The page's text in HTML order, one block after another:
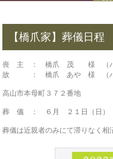
【橋爪家】葬儀日程
喪 主 ： 橋爪 茂 様 （ハ
故 ： 橋爪 あや 様 （ハシ
高山市本母町３７２番地
葬 儀 ： ６月 ２１日（日）
葬儀は近親者のみにて滞りなく相